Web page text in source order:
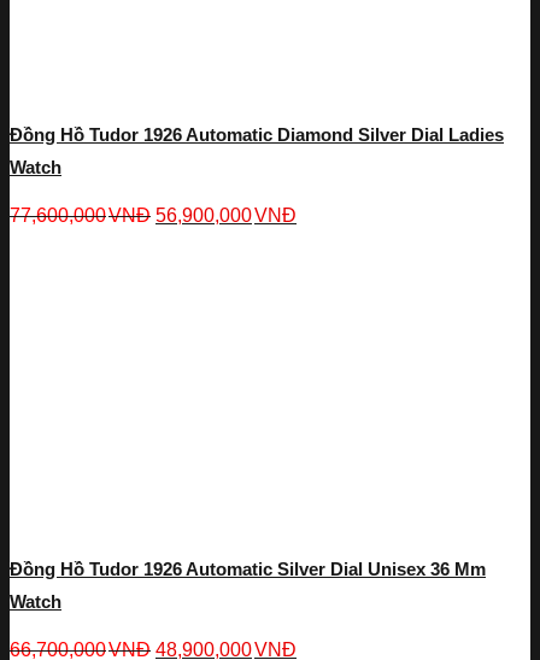
Đồng Hồ Tudor 1926 Automatic Diamond Silver Dial Ladies
Watch
77,600,000VNĐ 56,900,000VNĐ
Đồng Hồ Tudor 1926 Automatic Silver Dial Unisex 36 Mm
Watch
66,700,000VNĐ 48,900,000VNĐ